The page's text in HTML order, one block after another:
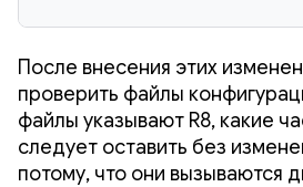
После внесения этих
проверить файлы
файлы указывают R8, какие
следует оставить без
потому, что они вызываются